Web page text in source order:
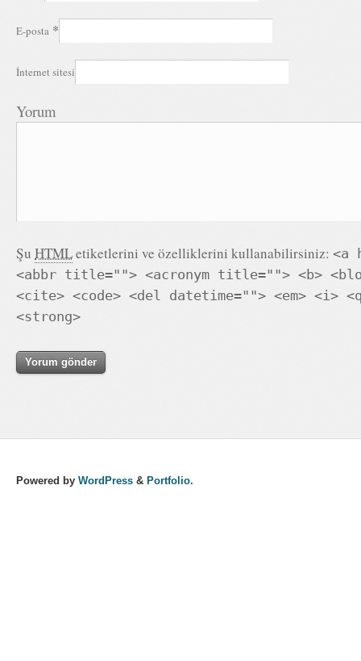
E-posta *
İnternet sitesi
Yorum
Şu HTMLetiketlerini ve özelliklerini kullanabilirsiniz: <a
<abbr title=""> <acronym title=""> <b>
<cite> <code> <del datetime=""> <em> <i>
<strong>
Powered by WordPress & Portfolio.